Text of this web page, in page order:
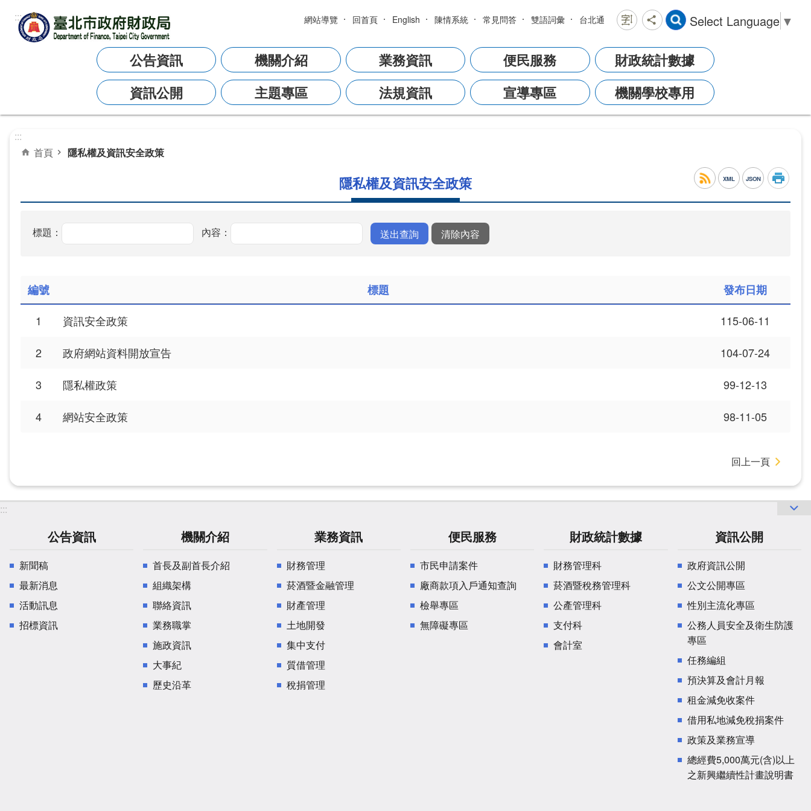
跳到主要內容區塊
::: 網站導覽 回首頁 English 陳情系統 常見問答 雙語詞彙 台北通 Select Language ▼
公告資訊 機關介紹 業務資訊 便民服務
財政統計數據
資訊公開
主題專區 法規資訊 宣導專區 機關學校專用
:::
首頁 隱私權及資訊安全政策
隱私權及資訊安全政策 XML JSON
標題： 內容：
編號 標題
發布日期
1
資訊安全政策 115-06-11
2 政府網站資料開放宣告 104-07-24
3 隱私權政策 99-12-13
4 網站安全政策 98-11-05
回上一頁
:::
公告資訊
新聞稿
最新消息
活動訊息
招標資訊
機關介紹
首長及副首長介紹
組織架構
聯絡資訊
業務職掌
施政資訊
大事紀
歷史沿革
業務資訊
財務管理
菸酒暨金融管理
財產管理
土地開發
集中支付
質借管理
稅捐管理
便民服務
市民申請案件
廠商款項入戶通知查詢
檢舉專區
無障礙專區
財政統計數據
財務管理科
菸酒暨稅務管理科
公產管理科
支付科
會計室
資訊公開
政府資訊公開
公文公開專區
性別主流化專區
公務人員安全及衛生防護
專區
任務編組
預決算及會計月報
租金減免收案件
借用私地減免稅捐案件
政策及業務宣導
總經費5,000萬元(含)以上
之新興繼續性計畫說明書